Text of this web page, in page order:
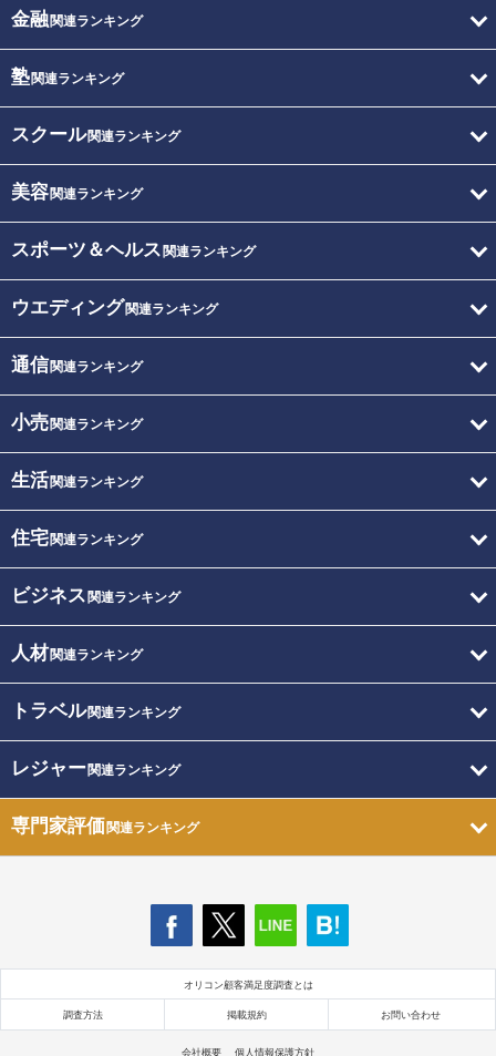
金融関連ランキング
塾関連ランキング
スクール関連ランキング
美容関連ランキング
スポーツ＆ヘルス 関連ランキング
ウエディング関連ランキング
通信関連ランキング
小売関連ランキング
生活関連ランキング
住宅関連ランキング
ビジネス 関連ランキング
人材関連ランキング
トラベル関連ランキング
レジャー関連ランキング
専門家評価関連ランキング
オリコン顧客満足度調査とは
調査方法 掲載規約 お問い合わせ
会社概要 個人情報保護方針